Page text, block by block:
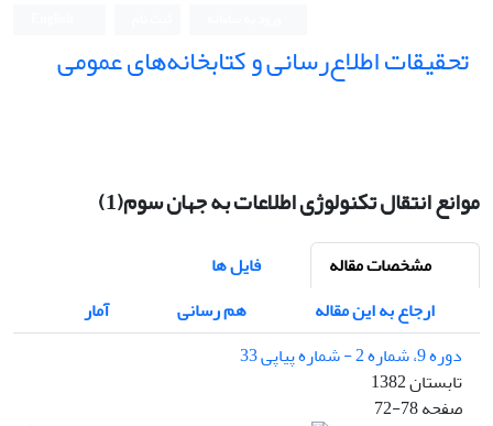
تحقیقات اطلاع‌رسانی و کتابخانه‌های عمومی
موانع انتقال تکنولوژی اطلاعات به جهان سوم(1)
مشخصات مقاله
فایل ها
ارجاع به این مقاله
هم رسانی
آمار
دوره 9، شماره 2 - شماره پیاپی 33
تابستان 1382
صفحه72-78